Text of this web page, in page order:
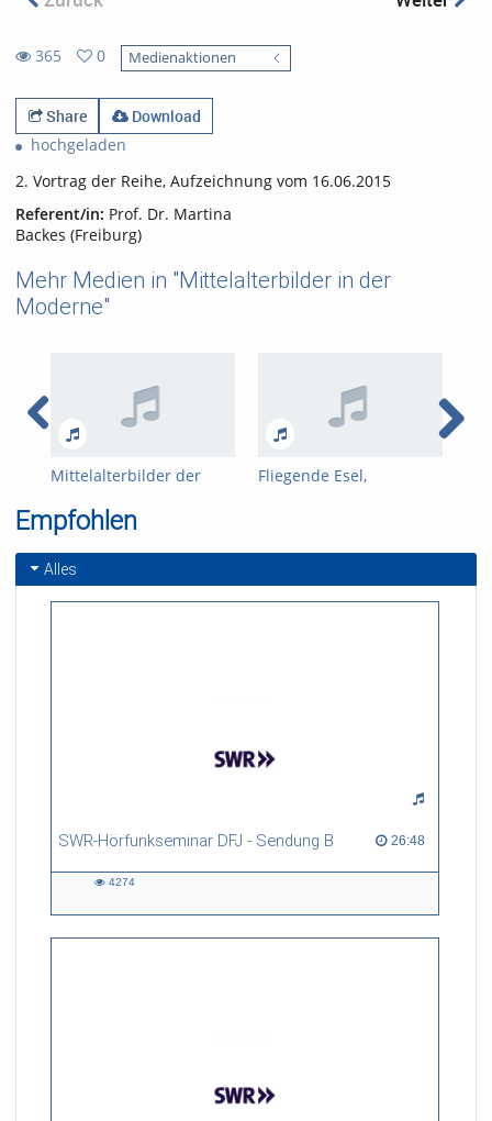
365
views
0
favorites
Medienaktionen
Share
Download
hochgeladen
2. Vortrag der Reihe, Aufzeichnung vom 16.06.2015
Referent/in: Prof. Dr. Martina
Backes (Freiburg)
Mehr Medien in "Mittelalterbilder in der
Moderne"
Mittelalterbilder der
Fliegende Esel,
und ein Liebeszoo.
Empfohlen
Alles
SWR-Hörfunkseminar DFJ - Sendung B 26:48
26:48 duration
4274